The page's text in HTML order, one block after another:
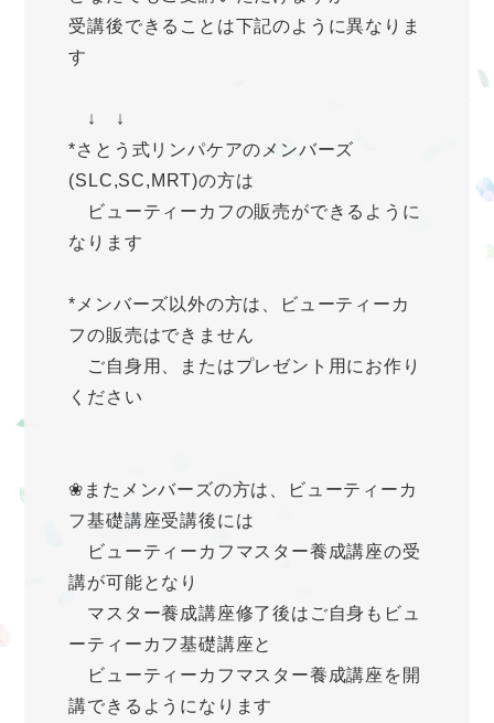
受講後できることは下記のように異なりま
す
↓ ↓
*さとう式リンパケアのメンバーズ
(SLC,SC,MRT)の方は
ビューティーカフの販売ができるように
なります
*メンバーズ以外の方は、ビューティーカ
フの販売はできません
ご自身用、またはプレゼント用にお作り
ください
❀またメンバーズの方は、ビューティーカ
フ基礎講座受講後には
ビューティーカフマスター養成講座の受
講が可能となり
マスター養成講座修了後はご自身もビュ
ーティーカフ基礎講座と
ビューティーカフマスター養成講座を開
講できるようになります